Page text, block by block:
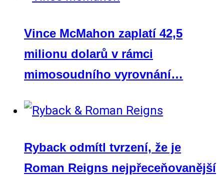
Vince McMahon zaplatí 42,5
milionu dolarů v rámci
mimosoudního vyrovnání…
Ryback odmítl tvrzení, že je
Roman Reigns nejpřeceňovanější